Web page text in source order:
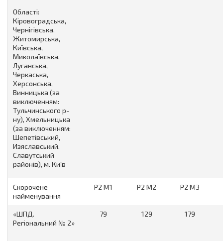
Області:
Кіровоградська,
Чернігівська,
Житомирська,
Київська,
Миколаївська,
Луганська,
Черкаська,
Херсонська,
Винницька (за
виключенням:
Тульчинського р-
ну), Хмельницька
(за виключенням:
Шепетівський,
Изяславський,
Славутський
районів), м. Київ
Скорочене
найменування
Р2 М1 Р2 М2 Р2 М3
«ШПД.
Регіональний № 2»
79 129 179